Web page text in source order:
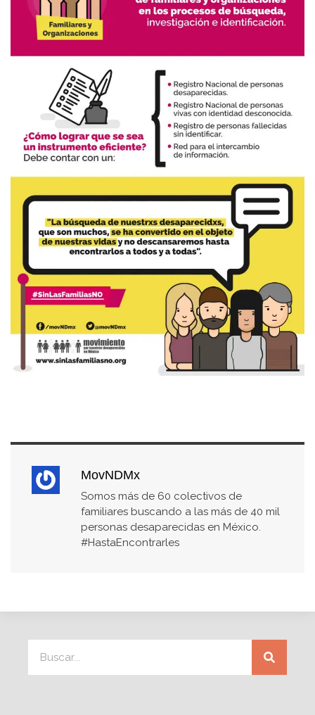
MovNDMx
Somos más de 60 colectivos de
familiares buscando a las más de 40 mil
personas desaparecidas en México.
#HastaEncontrarles